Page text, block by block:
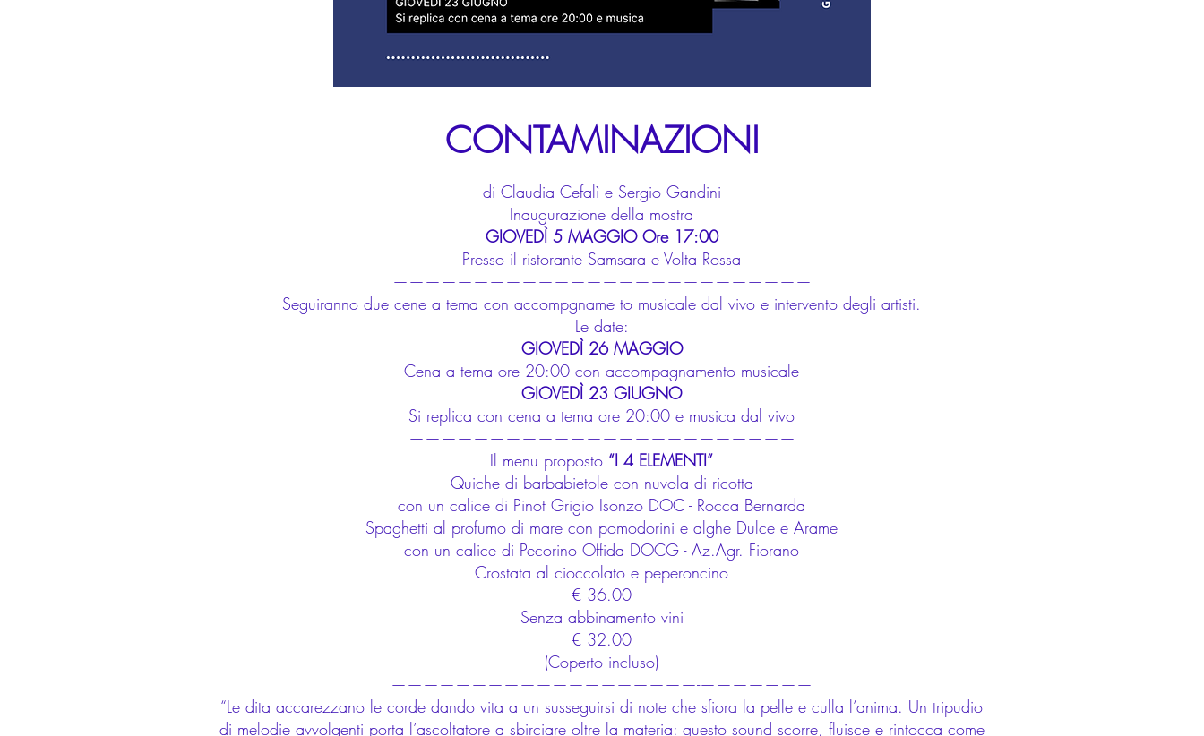
CONTAMINAZIONI
di Claudia Cefalì e Sergio Gandini
Inaugurazione della mostra
GIOVEDÌ 5 MAGGIO Ore 17:00
Presso il ristorante Samsara e Volta Rossa
——————————————————————————
Seguiranno due cene a tema con accompgname to musicale dal vivo e intervento degli artisti.
Le date:
GIOVEDÌ 26 MAGGIO
Cena a tema ore 20:00 con accompagnamento musicale
GIOVEDÌ 23 GIUGNO
Si replica con cena a tema ore 20:00 e musica dal vivo
————————————————————————
Il menu proposto “I 4 ELEMENTI”
Quiche di barbabietole con nuvola di ricotta
con un calice di Pinot Grigio Isonzo DOC - Rocca Bernarda
Spaghetti al profumo di mare con pomodorini e alghe Dulce e Arame
con un calice di Pecorino Offida DOCG - Az.Agr. Fiorano
Crostata al cioccolato e peperoncino
€ 36.00
Senza abbinamento vini
€ 32.00
(Coperto incluso)
———————————————————-———————
“Le dita accarezzano le corde dando vita a un susseguirsi di note che sfiora la pelle e culla l’anima. Un tripudio
di melodie avvolgenti porta l’ascoltatore a sbirciare oltre la materia: questo sound scorre, fluisce e rintocca come